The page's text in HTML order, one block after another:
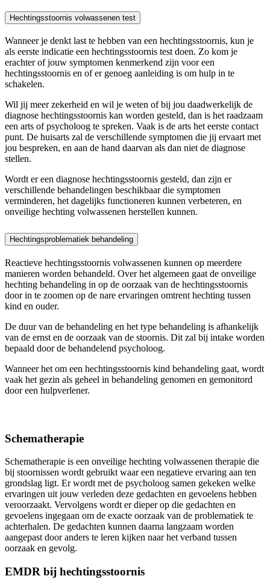
Hechtingsstoornis volwassenen test
Wanneer je denkt last te hebben van een hechtingsstoornis, kun je
als eerste indicatie een hechtingsstoornis test doen. Zo kom je
erachter of jouw symptomen kenmerkend zijn voor een
hechtingsstoornis en of er genoeg aanleiding is om hulp in te
schakelen.
Wil jij meer zekerheid en wil je weten of bij jou daadwerkelijk de
diagnose hechtingsstoornis kan worden gesteld, dan is het raadzaam
een arts of psycholoog te spreken. Vaak is de arts het eerste contact
punt. De huisarts zal de verschillende symptomen die jij ervaart met
jou bespreken, en aan de hand daarvan als dan niet de diagnose
stellen.
Wordt er een diagnose hechtingsstoornis gesteld, dan zijn er
verschillende behandelingen beschikbaar die symptomen
verminderen, het dagelijks functioneren kunnen verbeteren, en
onveilige hechting volwassenen herstellen kunnen.
Hechtingsproblematiek behandeling
Reactieve hechtingsstoornis volwassenen kunnen op meerdere
manieren worden behandeld. Over het algemeen gaat de onveilige
hechting behandeling in op de oorzaak van de hechtingsstoornis
door in te zoomen op de nare ervaringen omtrent hechting tussen
kind en ouder.
De duur van de behandeling en het type behandeling is afhankelijk
van de ernst en de oorzaak van de stoornis. Dit zal bij intake worden
bepaald door de behandelend psycholoog.
Wanneer het om een hechtingsstoornis kind behandeling gaat, wordt
vaak het gezin als geheel in behandeling genomen en gemonitord
door een hulpverlener.
Schematherapie
Schematherapie is een onveilige hechting volwassenen therapie die
bij stoornissen wordt gebruikt waar een negatieve ervaring aan ten
grondslag ligt. Er wordt met de psycholoog samen gekeken welke
ervaringen uit jouw verleden deze gedachten en gevoelens hebben
veroorzaakt. Vervolgens wordt er dieper op die gedachten en
gevoelens ingegaan om de exacte oorzaak van de problematiek te
achterhalen. De gedachten kunnen daarna langzaam worden
aangepast door anders te leren kijken naar het verband tussen
oorzaak en gevolg.
EMDR bij hechtingsstoornis